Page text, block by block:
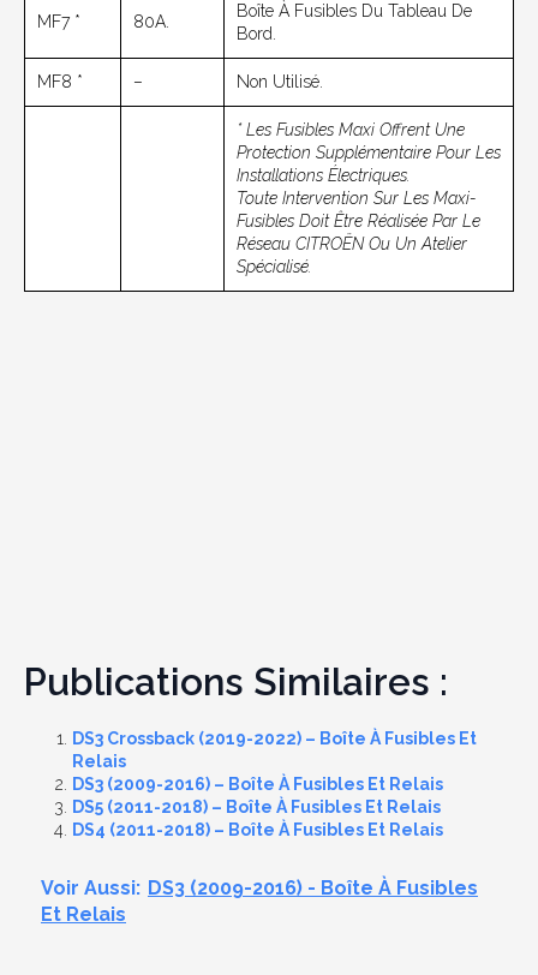
MF7 * 80A.
Boîte À Fusibles Du Tableau De
Bord.
MF8 * – Non Utilisé.
* Les Fusibles Maxi Offrent Une
Protection Supplémentaire Pour Les
Installations Électriques.
Toute Intervention Sur Les Maxi-
Fusibles Doit Être Réalisée Par Le
Réseau CITROËN Ou Un Atelier
Spécialisé.
Publications Similaires :
DS3 Crossback (2019-2022) – Boîte À Fusibles Et
Relais
DS3 (2009-2016) – Boîte À Fusibles Et Relais
DS5 (2011-2018) – Boîte À Fusibles Et Relais
DS4 (2011-2018) – Boîte À Fusibles Et Relais
Voir Aussi: DS3 (2009-2016) - Boîte À Fusibles
Et Relais